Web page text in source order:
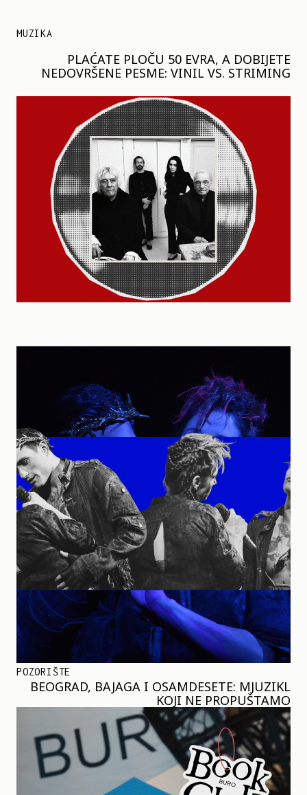
MUZIKA
PLAĆATE PLOČU 50 EVRA, A DOBIJETE
NEDOVRŠENE PESME: VINIL VS. STRIMING
POZORIŠTE
BEOGRAD, BAJAGA I OSAMDESETE: MJUZIKL
KOJI NE PROPUŠTAMO